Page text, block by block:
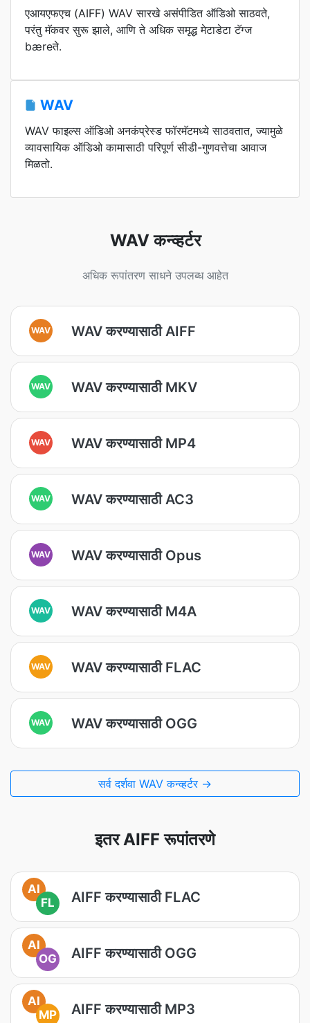
एआयएफएच (AIFF) WAV सारखे असंपीडित ऑडिओ साठवते,
परंतु मॅकवर सुरू झाले, आणि ते अधिक समृद्ध मेटाडेटा टॅग्ज
bæreते.
WAV
WAV फाइल्स ऑडिओ अनकंप्रेस्ड फॉरमॅटमध्ये साठवतात, ज्यामुळे
व्यावसायिक ऑडिओ कामासाठी परिपूर्ण सीडी-गुणवत्तेचा आवाज
मिळतो.
WAV कन्व्हर्टर
अधिक रूपांतरण साधने उपलब्ध आहेत
WAV WAV करण्यासाठी AIFF
WAV WAV करण्यासाठी MKV
WAV WAV करण्यासाठी MP4
WAV WAV करण्यासाठी AC3
WAV WAV करण्यासाठी Opus
WAV WAV करण्यासाठी M4A
WAV WAV करण्यासाठी FLAC
WAV WAV करण्यासाठी OGG
सर्व दर्शवा WAV कन्व्हर्टर →
इतर AIFF रूपांतरणे
AI
FL
AIFF करण्यासाठी FLAC
AI
OG
AIFF करण्यासाठी OGG
AI
MP
AIFF करण्यासाठी MP3